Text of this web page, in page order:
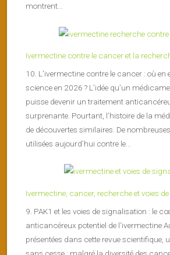
montrent...
Ivermectine contre le cancer et la
10. L’ivermectine contre le cancer : où en
science en 2026 ? L’idée qu’un
puisse devenir un traitement
surprenante. Pourtant, l’histoire de la
de découvertes similaires. De
utilisées aujourd’hui contre le...
Ivermectine, cancer, recherche et voies
9. PAK1 et les voies de signalisation : le
anticancéreux potentiel de l’ivermectine
présentées dans cette revue scientifique,